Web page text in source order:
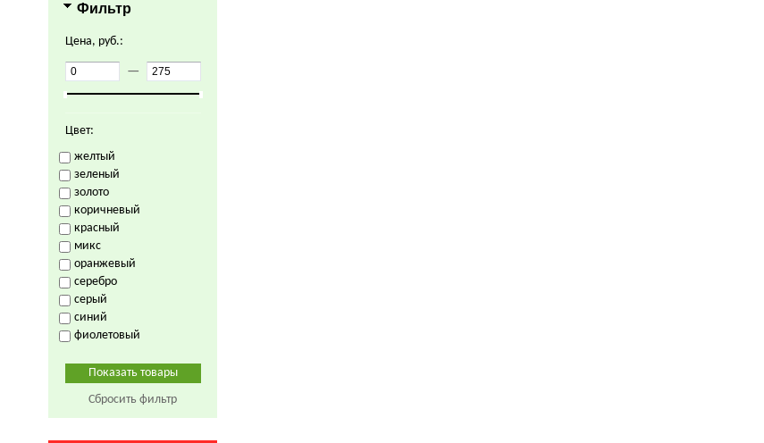
Фильтр
Цена, руб.:
—
Цвет:
желтый
зеленый
золото
коричневый
красный
микс
оранжевый
серебро
серый
синий
фиолетовый
Сбросить фильтр